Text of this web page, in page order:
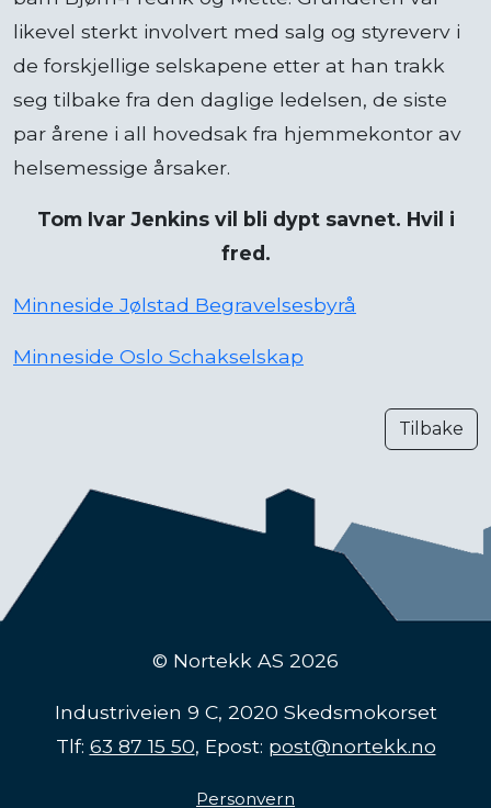
likevel sterkt involvert med salg og styreverv i
de forskjellige selskapene etter at han trakk
seg tilbake fra den daglige ledelsen, de siste
par årene i all hovedsak fra hjemmekontor av
helsemessige årsaker.
Tom Ivar Jenkins vil bli dypt savnet. Hvil i
fred.
Minneside Jølstad Begravelsesbyrå
Minneside Oslo Schakselskap
Tilbake
© Nortekk AS 2026
Industriveien 9 C, 2020 Skedsmokorset
Tlf: 63 87 15 50, Epost: post@nortekk.no
Personvern